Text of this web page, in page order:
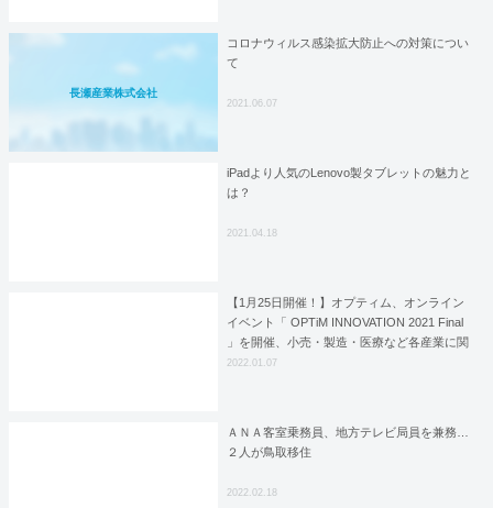
長瀬産業株式会社
コロナウィルス感染拡大防止への対策につい
て
2021.06.07
iPadより人気のLenovo製タブレットの魅力と
は？
2021.04.18
【1月25日開催！】オプティム、オンライン
イベント「 OPTiM INNOVATION 2021 Final
」を開催、小売・製造・医療など各産業に関
わる最新サービスを一挙紹介
2022.01.07
ＡＮＡ客室乗務員、地方テレビ局員を兼務…
２人が鳥取移住
2022.02.18